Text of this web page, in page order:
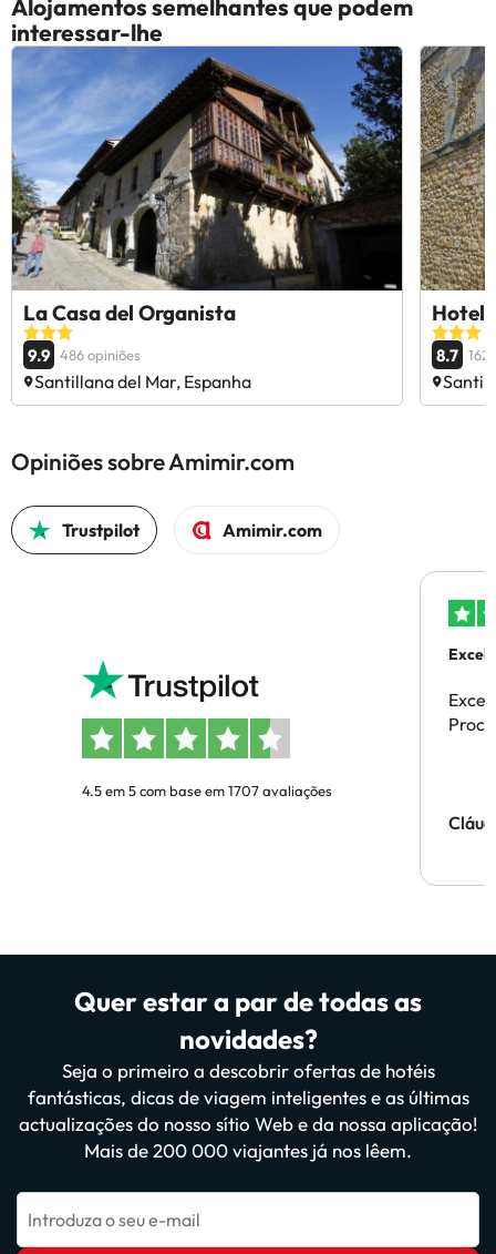
Alojamentos semelhantes que podem
interessar-lhe
La Casa del Organista
9.9 486 opiniões
Santillana del Mar, Espanha
Hotel
8.7
Opiniões sobre Amimir.com
Trustpilot Amimir.com
4.5 em 5 com base em 1707 avaliações
Quer estar a par de todas as
novidades?
Seja o primeiro a descobrir ofertas de hotéis
fantásticas, dicas de viagem inteligentes e as últimas
actualizações do nosso sítio Web e da nossa aplicação!
Mais de 200 000 viajantes já nos lêem.
Introduza o seu e-mail